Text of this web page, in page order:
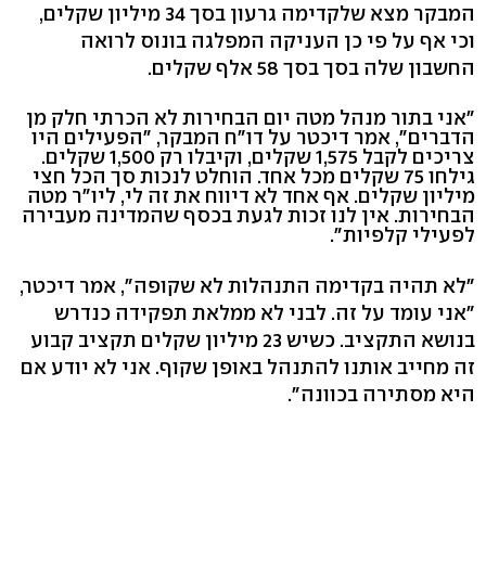
המבקר מצא שלקדימה גרעון בסך 34 מיליון שקלים,
וכי אף על פי כן העניקה המפלגה בונוס לרואה
החשבון שלה בסך בסך 58 אלף שקלים.
"אני בתור מנהל מטה יום הבחירות לא הכרתי חלק מן
הדברים", אמר דיכטר על דו"ח המבקר, "הפעילים היו
צריכים לקבל 1,575 שקלים, וקיבלו רק 1,500 שקלים.
גילחו 75 שקלים מכל אחד. הוחלט לנכות סך הכל חצי
מיליון שקלים. אף אחד לא דיווח את זה לי, ליו"ר מטה
הבחירות. אין לנו זכות לגעת בכסף שהמדינה מעבירה
לפעילי קלפיות".
"לא תהיה בקדימה התנהלות לא שקופה", אמר דיכטר,
"אני עומד על זה. לבני לא ממלאת תפקידה כנדרש
בנושא התקציב. כשיש 23 מיליון שקלים תקציב קבוע
זה מחייב אותנו להתנהל באופן שקוף. אני לא יודע אם
היא מסתירה בכוונה".